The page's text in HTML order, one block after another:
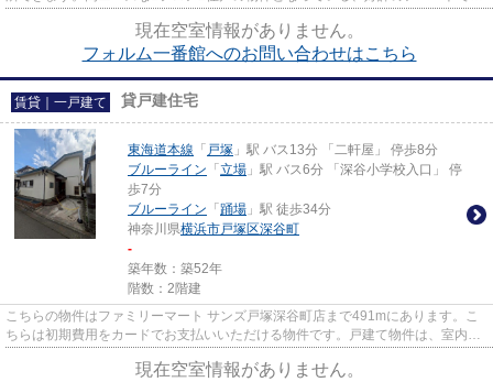
現在空室情報がありません。
フォルム一番館へのお問い合わせはこちら
賃貸｜一戸建て 貸戸建住宅
東海道本線 「 戸塚 」駅 バス13分 「二軒屋」 停歩8分
ブルーライン 「 立場 」駅 バス6分 「深谷小学校入口」 停
歩7分
ブルーライン 「 踊場 」駅 徒歩34分
神奈川県横浜市戸塚区深谷町
-
築年数：築52年
階数：2階建
こちらの物件はファミリーマート サンズ戸塚深谷町店まで491mにあります。こ
ちらは初期費用をカードでお支払いいただける物件です。戸建て物件は、室内の
現在空室情報がありません。